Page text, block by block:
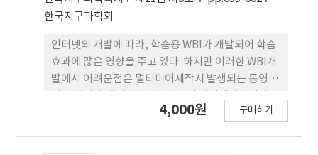
개념획득을 위한 실험손재가 지속적으로 연구되어져
야 할 필요성이 있다.
한국지구과학회
인터넷의 개발에 따라, 학습용 WBI가 개발되어 학습
효과에 많은 영향을 주고 있다. 하지만 이러한 WBI개
발에서 어려운점은 멀티미어제작시 발생되는 동영상
우레벨언어에 근거를 둔 프로그래밍기법을 도입하여
4,000원 구매하기